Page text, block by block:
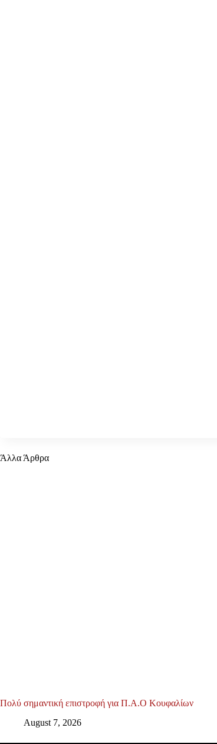
Άλλα Άρθρα
Πολύ σημαντική επιστροφή για Π.Α.Ο Κουφαλίων
August 7, 2026